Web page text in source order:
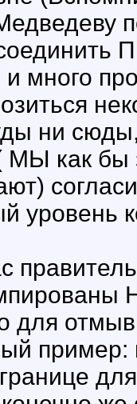
и много
ни
МЫ как бы
уровень
для
пример: